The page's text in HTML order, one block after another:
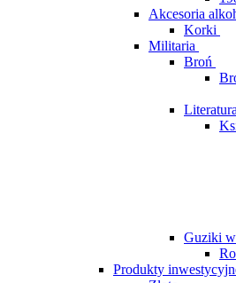
Akcesoria
Korki
Militaria
Broń
Literatura
Guziki
Produkty